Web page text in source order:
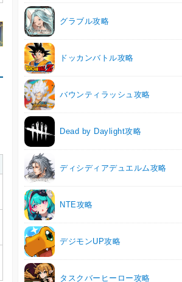
グラブル攻略
ドッカンバトル攻略
バウンティラッシュ攻略
Dead by Daylight攻略
ディシディアデュエルム攻略
NTE攻略
デジモンUP攻略
タスクバーヒーロー攻略